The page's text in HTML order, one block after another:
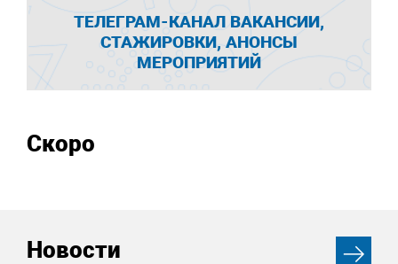
ТЕЛЕГРАМ-КАНАЛ ВАКАНСИИ,
СТАЖИРОВКИ, АНОНСЫ
МЕРОПРИЯТИЙ
Скоро
Новости